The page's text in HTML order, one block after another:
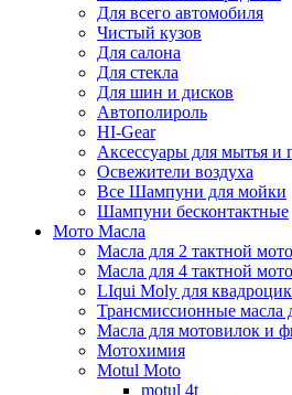
Для всего автомобиля
Чистый кузов
Для салона
Для стекла
Для шин и дисков
Автополироль
HI-Gear
Аксессуары для мытья и
Освежители воздуха
Все Шампуни для мойки
Шампуни бесконтактные
Мото Масла
Масла для 2 тактной
Масла для 4 тактной
LIqui Moly для
Трансмиссионные масла
Масла для мотовилок и
Мотохимия
Motul Moto
motul 4t